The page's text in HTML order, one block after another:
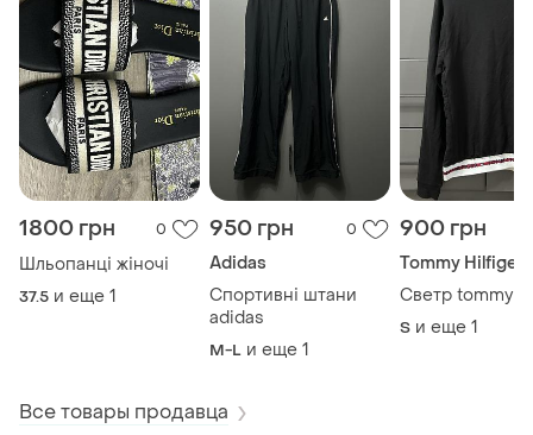
1800 грн 0
Шльопанці жіночі
37.5 и еще 1
950 грн 0
Adidas
Спортивні штани
adidas
M-L и еще 1
900 грн
Tommy Hilfiger
Светр tommy
S и еще 1
Все товары продавца